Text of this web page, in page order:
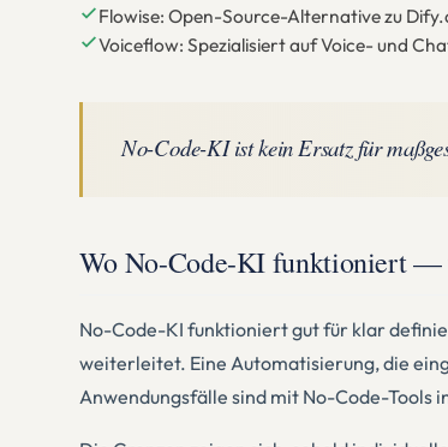
Flowise: Open-Source-Alternative zu
Voiceflow: Spezialisiert auf Voice- und
No-Code-KI ist kein Ersatz für
Wo No-Code-KI funktioniert —
No-Code-KI funktioniert gut für klar
weiterleitet. Eine Automatisierung, die
Anwendungsfälle sind mit No-Code-Tools